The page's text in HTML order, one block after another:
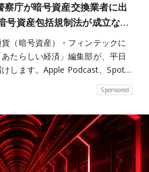
察庁が暗号資産交換業者に出
号資産包括規制法が成立な…
（暗号資産）・フィンテックに
たらしい経済」編集部が、平日
します。Apple Podcast、Spot…
Sponsored